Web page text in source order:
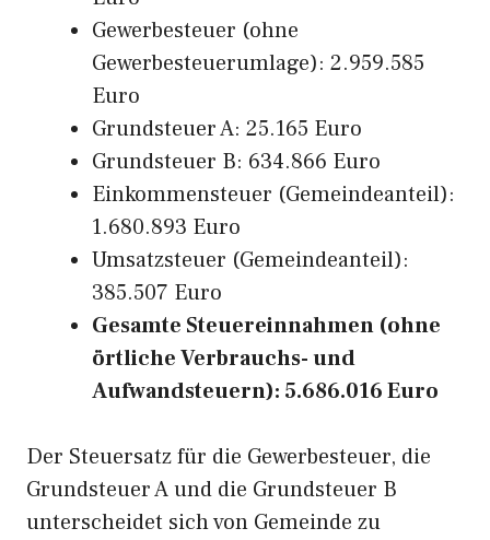
Gewerbesteuer (ohne
Gewerbesteuerumlage): 2.959.585
Euro
Grundsteuer A: 25.165 Euro
Grundsteuer B: 634.866 Euro
Einkommensteuer (Gemeindeanteil):
1.680.893 Euro
Umsatzsteuer (Gemeindeanteil):
385.507 Euro
Gesamte Steuereinnahmen (ohne
örtliche Verbrauchs- und
Aufwandsteuern): 5.686.016 Euro
Der Steuersatz für die Gewerbesteuer, die
Grundsteuer A und die Grundsteuer B
unterscheidet sich von Gemeinde zu